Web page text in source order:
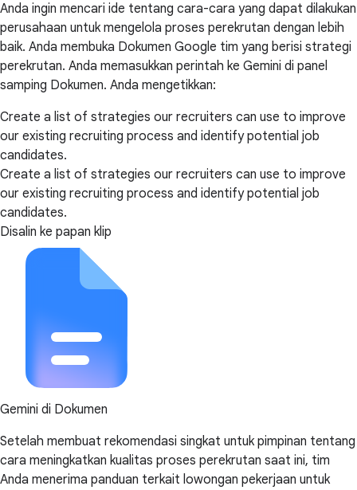
Anda ingin mencari ide tentang cara-cara yang dapat dilakukan
perusahaan untuk mengelola proses perekrutan dengan lebih
baik. Anda membuka Dokumen Google tim yang berisi strategi
perekrutan. Anda memasukkan perintah ke Gemini di panel
samping Dokumen. Anda mengetikkan:
Create a list of strategies our recruiters can use to improve
our existing recruiting process and identify potential job
candidates.
Create a list of strategies our recruiters can use to improve
our existing recruiting process and identify potential job
candidates.
Disalin ke papan klip
Gemini di Dokumen
Setelah membuat rekomendasi singkat untuk pimpinan tentang
cara meningkatkan kualitas proses perekrutan saat ini, tim
Anda menerima panduan terkait lowongan pekerjaan untuk